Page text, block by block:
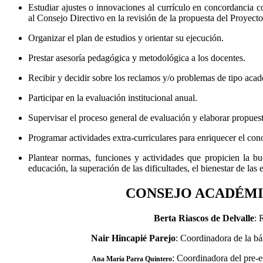
Estudiar ajustes o innovaciones al currículo en concordancia
al Consejo Directivo en la revisión de la propuesta del
Organizar el plan de estudios y orientar su ejecución.
Prestar asesoría pedagógica y metodológica a los docentes.
Recibir y decidir sobre los reclamos y/o problemas de tipo
Participar en la evaluación institucional anual.
Supervisar el proceso general de evaluación y elaborar
Programar actividades extra-curriculares para enriquecer el
Plantear normas, funciones y actividades que propicien la
educación, la superación de las dificultades, el bienestar de las
CONSEJO
Berta Riascos de Delvalle:
Nair Hincapié Parejo: Coordinadora de la
Ana María Parra Quintero: Coordinadora del pre-